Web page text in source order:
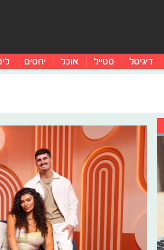
דיגיטל סטייל אוכל יחסים